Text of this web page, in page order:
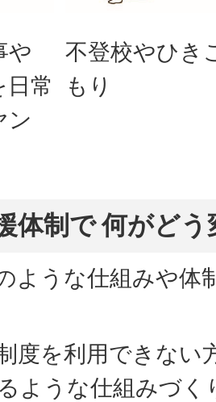
や
常
ン
不登校やひき
もり
体制で 何がど
ような仕組みや体
度を利用できない
ような仕組みづく